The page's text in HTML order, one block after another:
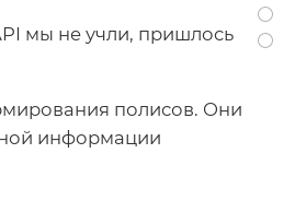
мы не учли, пришлось
полисов. Они
информации